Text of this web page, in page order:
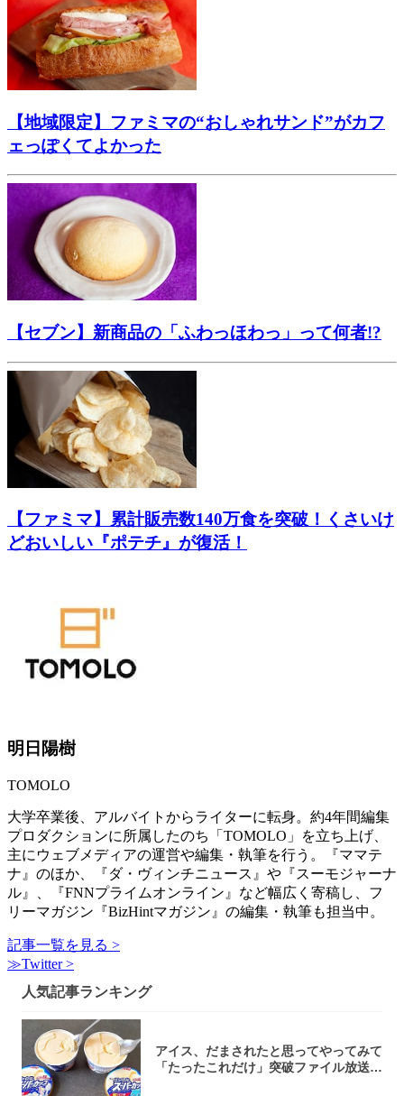
【地域限定】ファミマの“おしゃれサンド”がカフ
ェっぽくてよかった
【セブン】新商品の「ふわっほわっ」って何者!?
【ファミマ】累計販売数140万食を突破！くさいけ
どおいしい『ポテチ』が復活！
明日陽樹
TOMOLO
大学卒業後、アルバイトからライターに転身。約4年間編集
プロダクションに所属したのち「TOMOLO」を立ち上げ、
主にウェブメディアの運営や編集・執筆を行う。『ママテ
ナ』のほか、『ダ・ヴィンチニュース』や『スーモジャーナ
ル』、『FNNプライムオンライン』など幅広く寄稿し、フ
リーマガジン『BizHintマガジン』の編集・執筆も担当中。
記事一覧を見る >
≫Twitter >
人気記事ランキング
アイス、だまされたと思ってやってみて
「たったこれだけ」突破ファイル放送で